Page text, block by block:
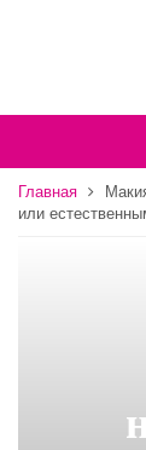
Главная
или